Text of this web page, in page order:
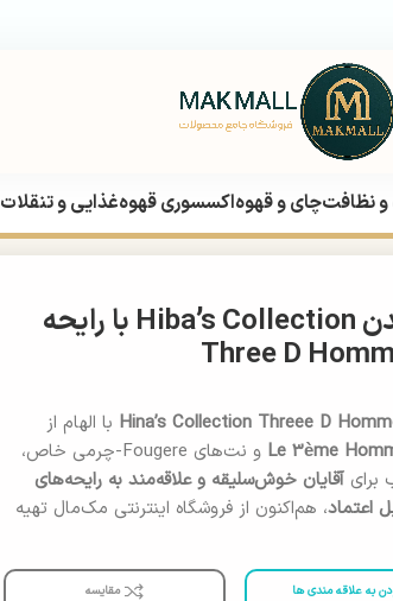
و نظافتچای و قهوهاکسسوری قهوهغذایی و تنقلات
اسپری بدن Hiba’s Collection با رایحه
Three D
با الهام از
Le 3ème
و نت‌های Fougere-چرمی خاص،
برایآقایان خوش‌سلیقه و علاقه‌مند به رایحه‌های
اعتماد
، هم‌اکنون از فروشگاه اینترنتی مک‎‌مال تهیه
به علاقه مندی ها مقایسه